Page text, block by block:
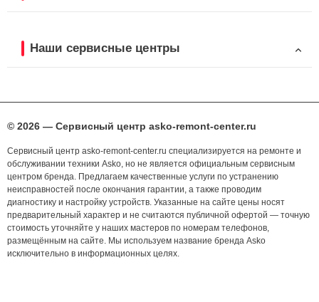
Наши сервисные центры
© 2026 — Сервисный центр asko-remont-center.ru
Сервисный центр asko-remont-center.ru специализируется на ремонте и
обслуживании техники Asko, но не является официальным сервисным
центром бренда. Предлагаем качественные услуги по устранению
неисправностей после окончания гарантии, а также проводим
диагностику и настройку устройств. Указанные на сайте цены носят
предварительный характер и не считаются публичной офертой — точную
стоимость уточняйте у наших мастеров по номерам телефонов,
размещённым на сайте. Мы используем название бренда Asko
исключительно в информационных целях.